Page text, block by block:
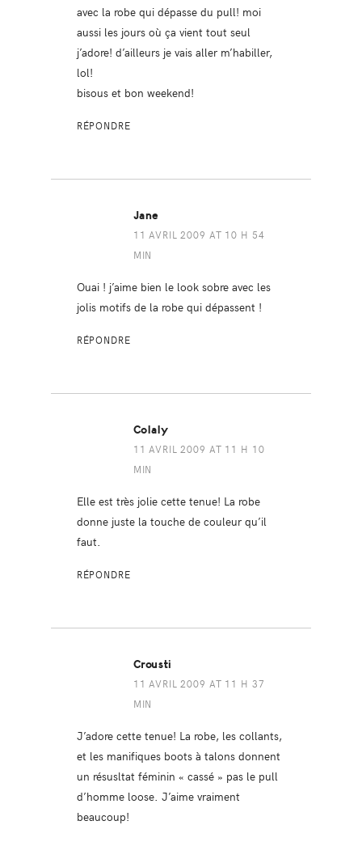
avec la robe qui dépasse du pull! moi
aussi les jours où ça vient tout seul
j’adore! d’ailleurs je vais aller m’habiller,
lol!
bisous et bon weekend!
RÉPONDRE
Jane
11 AVRIL 2009 AT 10 H 54
MIN
Ouai ! j’aime bien le look sobre avec les
jolis motifs de la robe qui dépassent !
RÉPONDRE
Colaly
11 AVRIL 2009 AT 11 H 10
MIN
Elle est très jolie cette tenue! La robe
donne juste la touche de couleur qu’il
faut.
RÉPONDRE
Crousti
11 AVRIL 2009 AT 11 H 37
MIN
J’adore cette tenue! La robe, les collants,
et les manifiques boots à talons donnent
un résusltat féminin « cassé » pas le pull
d’homme loose. J’aime vraiment
beaucoup!